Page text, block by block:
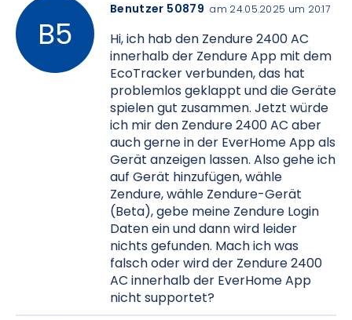
Benutzer 50879 am 24.05.2025 um 20:17
Hi, ich hab den Zendure 2400 AC
innerhalb der Zendure App mit dem
EcoTracker verbunden, das hat
problemlos geklappt und die Geräte
spielen gut zusammen. Jetzt würde
ich mir den Zendure 2400 AC aber
auch gerne in der EverHome App als
Gerät anzeigen lassen. Also gehe ich
auf Gerät hinzufügen, wähle
Zendure, wähle Zendure-Gerät
(Beta), gebe meine Zendure Login
Daten ein und dann wird leider
nichts gefunden. Mach ich was
falsch oder wird der Zendure 2400
AC innerhalb der EverHome App
nicht supportet?